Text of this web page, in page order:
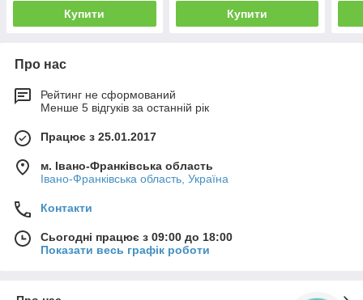
Купити Купити
Про нас
Рейтинг не сформований
Менше 5 відгуків за останній рік
Працює з 25.01.2017
м. Івано-Франківська область
Івано-Франківська область, Україна
Контакти
Сьогодні працює з 09:00 до 18:00
Показати весь графік роботи